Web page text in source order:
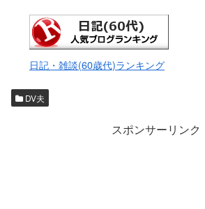
日記・雑談(60歳代)ランキング
DV夫
スポンサーリンク